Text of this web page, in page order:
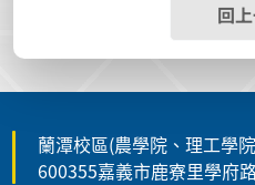
回
蘭潭校區(農學院、理工學
600355嘉義市鹿寮里學府